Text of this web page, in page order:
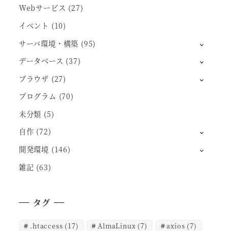
Webサービス (27)
イベント (10)
サーバ環境・構築 (95)
データベース (37)
ブラウザ (27)
プログラム (70)
未分類 (5)
自作 (72)
開発環境 (146)
雑記 (63)
タグ
.htaccess (17) AlmaLinux (7) axios (7)